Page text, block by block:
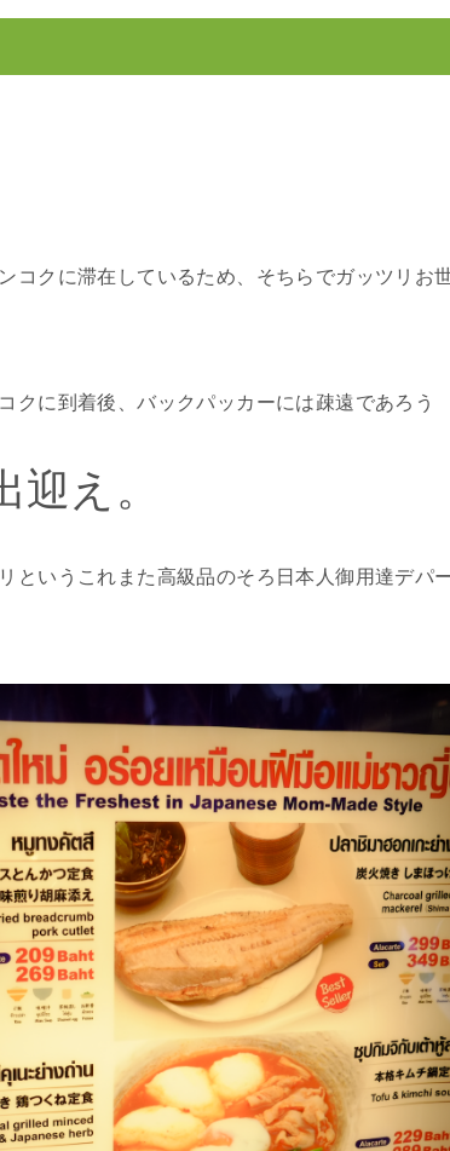
コクに滞在しているため、そちらでガッツリお
クに到着後、バックパッカーには疎遠であろう
え。
というこれまた高級品のそろ日本人御用達デパ